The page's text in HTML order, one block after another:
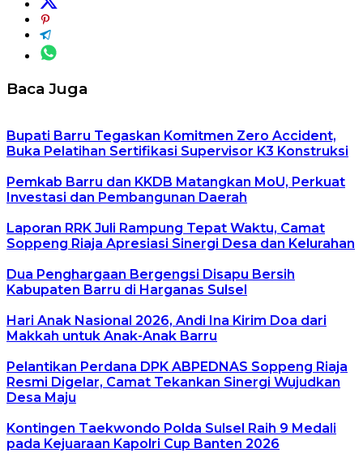
Baca Juga
Bupati Barru Tegaskan Komitmen Zero Accident,
Buka Pelatihan Sertifikasi Supervisor K3 Konstruksi
Pemkab Barru dan KKDB Matangkan MoU, Perkuat
Investasi dan Pembangunan Daerah
Laporan RRK Juli Rampung Tepat Waktu, Camat
Soppeng Riaja Apresiasi Sinergi Desa dan Kelurahan
Dua Penghargaan Bergengsi Disapu Bersih
Kabupaten Barru di Harganas Sulsel
Hari Anak Nasional 2026, Andi Ina Kirim Doa dari
Makkah untuk Anak-Anak Barru
Pelantikan Perdana DPK ABPEDNAS Soppeng Riaja
Resmi Digelar, Camat Tekankan Sinergi Wujudkan
Desa Maju
Kontingen Taekwondo Polda Sulsel Raih 9 Medali
pada Kejuaraan Kapolri Cup Banten 2026